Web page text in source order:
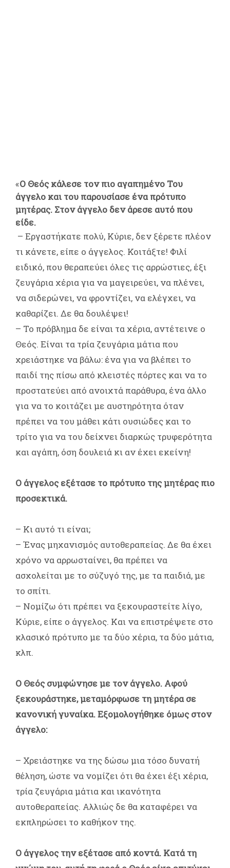
«Ο Θεός κάλεσε τον πιο αγαπημένο Του
άγγελο και του παρουσίασε ένα πρότυπο
μητέρας. Στον άγγελο δεν άρεσε αυτό που
είδε.
– Εργαστήκατε πολύ, Κύριε, δεν ξέρετε πλέον
τι κάνετε, είπε ο άγγελος. Κοιτάξτε! Φιλί
ειδικό, που θεραπεύει όλες τις αρρώστιες, έξι
ζευγάρια χέρια για να μαγειρεύει, να πλένει,
να σιδερώνει, να φροντίζει, να ελέγχει, να
καθαρίζει. Δε θα δουλέψει!
– Το πρόβλημα δε είναι τα χέρια, αντέτεινε ο
Θεός. Είναι τα τρία ζευγάρια μάτια που
χρειάστηκε να βάλω: ένα για να βλέπει το
παιδί της πίσω από κλειστές πόρτες και να το
προστατεύει από ανοιχτά παράθυρα, ένα άλλο
για να το κοιτάζει με αυστηρότητα όταν
πρέπει να του μάθει κάτι ουσιώδες και το
τρίτο για να του δείχνει διαρκώς τρυφερότητα
και αγάπη, όση δουλειά κι αν έχει εκείνη!
Ο άγγελος εξέτασε το πρότυπο της μητέρας πιο
προσεκτικά.
– Κι αυτό τι είναι;
– Ένας μηχανισμός αυτοθεραπείας. Δε θα έχει
χρόνο να αρρωσταίνει, θα πρέπει να
ασχολείται με το σύζυγό της, με τα παιδιά, με
το σπίτι.
– Νομίζω ότι πρέπει να ξεκουραστείτε λίγο,
Κύριε, είπε ο άγγελος. Και να επιστρέψετε στο
κλασικό πρότυπο με τα δύο χέρια, τα δύο μάτια,
κλπ.
Ο Θεός συμφώνησε με τον άγγελο. Αφού
ξεκουράστηκε, μεταμόρφωσε τη μητέρα σε
κανονική γυναίκα. Εξομολογήθηκε όμως στον
άγγελο:
– Χρειάστηκε να της δώσω μια τόσο δυνατή
θέληση, ώστε να νομίζει ότι θα έχει έξι χέρια,
τρία ζευγάρια μάτια και ικανότητα
αυτοθεραπείας. Αλλιώς δε θα καταφέρει να
εκπληρώσει το καθήκον της.
Ο άγγελος την εξέτασε από κοντά. Κατά τη